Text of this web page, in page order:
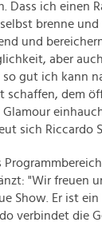
Dass ich einen
brenne und
und
aber
gut ich kann
schaffen, dem
Glamour
sich Riccardo
"Wir freuen
Show. Er ist
verbindet die